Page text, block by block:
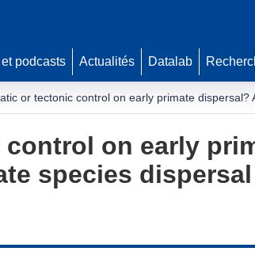
podcasts Actualités Datalab
or tectonic control on early primate
on early
species